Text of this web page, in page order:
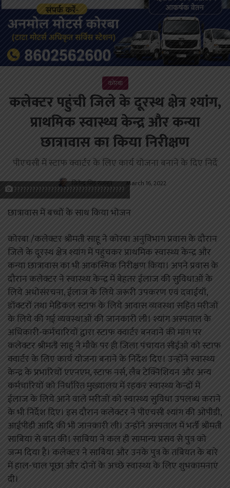
कोरबा
कलेक्टर पहुंची जिले के दूरस्थ क्षेत्र श्यांग,
प्राथमिक स्वास्थ्य केन्द्र और कन्या
छात्रावास का किया निरीक्षण
पीएचसी में स्टाफ क्वार्टर के लिए कार्य योजना बनाने के दिए निर्दे
जितेन्द्र सिंह राजपूत March 16, 2022
????????????????????????????????????
छात्रावास में बच्चों के साथ किया भोजन
कोरबा /कलेक्टर श्रीमती साहू ने कोरबा अनुविभाग प्रवास के दौरान
जिले के दूरस्थ क्षेत्र श्यांग में पहुंचकर प्राथमिक स्वास्थ्य केन्द्र और
कन्या छात्रावास का भी आकस्मिक निरीक्षण किया। अपने प्रवास के
दौरान कलेक्टर ने स्वास्थ्य केन्द्र में बेहतर ईलाज की सुविधाओं के
लिये अधोसंरचना, ईलाज के लिये जरूरी उपकरण एवं दवाईयॉं,
डॉक्टरों तथा मेडिकल स्टाफ के लिये आवास व्यवस्था सहित मरीजों
के लिये की गई व्यवस्थाओं की जानकारी ली। श्यांग अस्पताल के
अधिकारी-कर्मचारियों द्वारा स्टाफ क्वार्टर बनवाने की मांग पर
कलेक्टर श्रीमती साहू ने मौके पर ही जिला पंचायत सीईओ को स्टाफ
क्वार्टर के लिए कार्य योजना बनाने के निर्देश दिए। उन्होंने स्वास्थ्य
केन्द्र के प्रभारियों एएनएम, स्टाफ नर्स, लैब टेक्निशियन और अन्य
कर्मचारियों को निर्धारित मुख्यालय में रहकर स्वास्थ्य केन्द्रों में
ईलाज के लिये आने वाले मरीजों को स्वास्थ्य सुविधा उपलब्ध कराने
के भी निर्देश दिए। इस दौरान कलेक्टर ने पीएचसी श्यांग की ओपीडी,
आईपीडी आदि की भी जानकारी ली। उन्होंने अस्पताल में भर्ती श्रीमती
साबिया से बात की। साबिया ने कल ही सामान्य प्रसव से पुत्र को
जन्म दिया है। कलेक्टर ने साबिया और उनके पुत्र के तबियत के बारे
में हाल-चाल पूछा और दोनों के अच्छे स्वास्थ्य के लिए शुभकामनाएं
दी।